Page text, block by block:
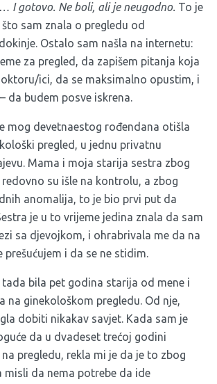
I gotovo. Ne boli, ali je neugodno. To je
sam znala o pregledu od
Ostalo sam našla na internetu:
za pregled, da zapišem pitanja koja
ici, da se maksimalno opustim, i
da budem posve iskrena.
mog devetnaestog rođendana otišla
pregled, u jednu privatnu
Mama i moja starija sestra zbog
su išle na kontrolu, a zbog
anomalija, to je bio prvi put da
je u to vrijeme jedina znala da sam
sa djevojkom, i ohrabrivala me da na
prešućujem i da se ne stidim.
bila pet godina starija od mene i
na ginekološkom pregledu. Od nje,
dobiti nikakav savjet. Kada sam je
da u dvadeset trećoj godini
pregledu, rekla mi je da je to zbog
misli da nema potrebe da ide